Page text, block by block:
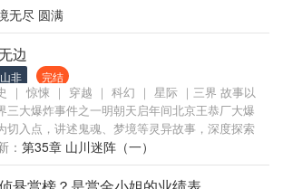
东西，以弥补他们曾经的遗憾，一件件灵异怪
一场场道法较量，夹杂着前世今生诸多因果，随
淇另辟蹊径的抽丝剥茧，逐一呈现，六道轮回，
空间，看似有规律的运作，却藏着不为人知的秘
无尽 圆满
边
非 完结
｜ 惊悚 ｜ 穿越 ｜ 科幻 ｜ 星际 ｜三界 故事以
三大爆炸事件之一明朝天启年间北京王恭厂大爆
切入点，讲述鬼魂、梦境等灵异故事，深度探索
共振、意识入侵等神经领域话题，进而引发了灵
取、存储、格式化及加载的研究，并打开了脑机
、虚拟现实、星际旅行等领域应用新局面。同时
： 第35章 山川迷阵（一）